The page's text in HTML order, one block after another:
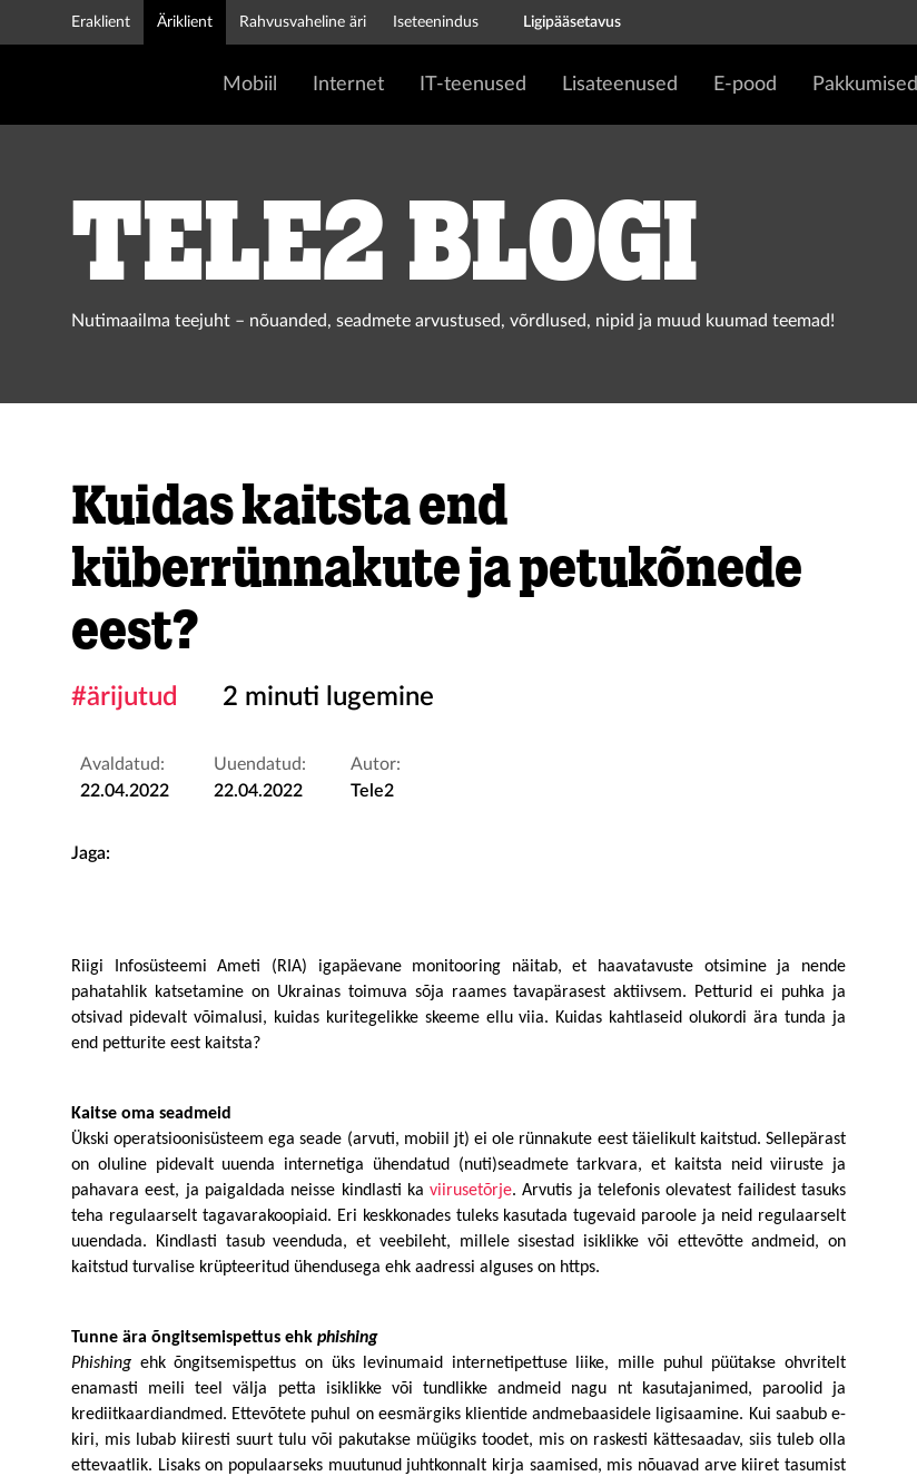
Eraklient Äriklient Rahvusvaheline äri Iseteenindus Ligipääsetavus
Mobiil Internet IT-teenused Lisateenused E-pood Pakkumised
Tele2 blogi
Nutimaailma teejuht – nõuanded, seadmete arvustused, võrdlused, nipid ja muud kuumad teemad!
Kuidas kaitsta end
küberrünnakute ja petukõnede
eest?
#ärijutud 2 minuti lugemine
Avaldatud:
22.04.2022
Uuendatud:
22.04.2022
Autor:
Tele2
Jaga:
Riigi Infosüsteemi Ameti (RIA) igapäevane monitooring näitab, et haavatavuste otsimine ja nende
pahatahlik katsetamine on Ukrainas toimuva sõja raames tavapärasest aktiivsem. Petturid ei puhka ja
otsivad pidevalt võimalusi, kuidas kuritegelikke skeeme ellu viia. Kuidas kahtlaseid olukordi ära tunda ja
end petturite eest kaitsta?
Kaitse oma seadmeid
Ükski operatsioonisüsteem ega seade (arvuti, mobiil jt) ei ole rünnakute eest täielikult kaitstud. Sellepärast
on oluline pidevalt uuenda internetiga ühendatud (nuti)seadmete tarkvara, et kaitsta neid viiruste ja
pahavara eest, ja paigaldada neisse kindlasti ka viirusetõrje. Arvutis ja telefonis olevatest failidest tasuks
teha regulaarselt tagavarakoopiaid. Eri keskkonades tuleks kasutada tugevaid paroole ja neid regulaarselt
uuendada. Kindlasti tasub veenduda, et veebileht, millele sisestad isiklikke või ettevõtte andmeid, on
kaitstud turvalise krüpteeritud ühendusega ehk aadressi alguses on https.
Tunne ära õngitsemispettus ehk phishing
Phishing ehk õngitsemispettus on üks levinumaid internetipettuse liike, mille puhul püütakse ohvritelt
enamasti meili teel välja petta isiklikke või tundlikke andmeid nagu nt kasutajanimed, paroolid ja
krediitkaardiandmed. Ettevõtete puhul on eesmärgiks klientide andmebaasidele ligisaamine. Kui saabub e-
kiri, mis lubab kiiresti suurt tulu või pakutakse müügiks toodet, mis on raskesti kättesaadav, siis tuleb olla
ettevaatlik. Lisaks on populaarseks muutunud juhtkonnalt kirja saamised, mis nõuavad arve kiiret tasumist